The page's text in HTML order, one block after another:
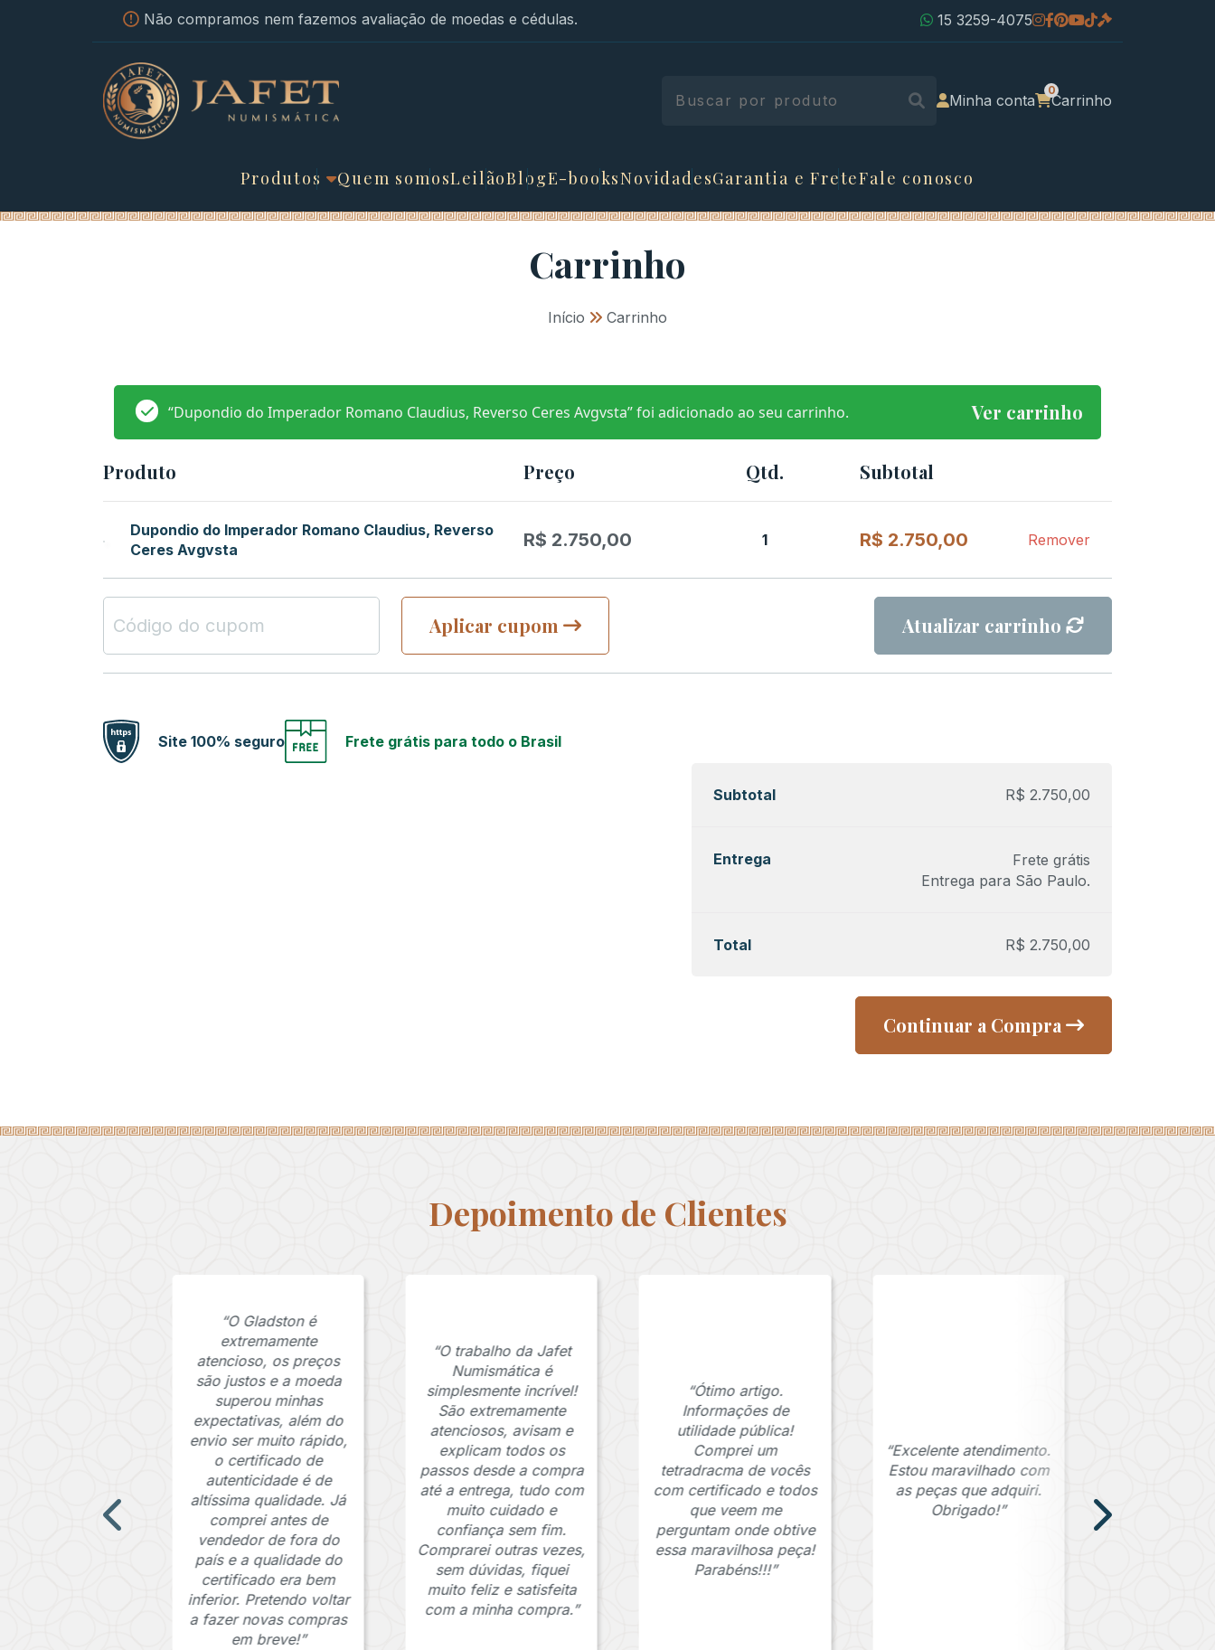
Não compramos nem fazemos avaliação de moedas e cédulas. 15 3259-4075
Minha conta Carrinho
Produtos Quem somosLeilãoBlogE-booksNovidadesGarantia e FreteFale conosco
Carrinho
Início » Carrinho
Ver carrinho
“Dupondio do Imperador Romano Claudius, Reverso Ceres Avgvsta” foi adicionado ao seu carrinho.
Produto Preço Qtd. Subtotal
item
Dupondio do Imperador Romano Claudius, Reverso
Ceres Avgvsta
R$ 2.750,00 1 R$ 2.750,00 Remover
Aplicar cupom Atualizar carrinho
Site 100% seguro Frete grátis para todo o Brasil
Subtotal R$ 2.750,00
Entrega
Frete grátis
Entrega para São Paulo.
Total R$ 2.750,00
Continuar a Compra
Depoimento de Clientes
“O Gladston é
extremamente
atencioso, os preços
são justos e a moeda
superou minhas
expectativas, além do
envio ser muito rápido,
o certificado de
autenticidade é de
altíssima qualidade. Já
comprei antes de
vendedor de fora do
país e a qualidade do
certificado era bem
inferior. Pretendo voltar
a fazer novas compras
em breve!”
“O trabalho da Jafet
Numismática é
simplesmente incrível!
São extremamente
atenciosos, avisam e
explicam todos os
passos desde a compra
até a entrega, tudo com
muito cuidado e
confiança sem fim.
Comprarei outras vezes,
sem dúvidas, fiquei
muito feliz e satisfeita
com a minha compra.”
“Ótimo artigo.
Informações de
utilidade pública!
Comprei um
tetradracma de vocês
com certificado e todos
que veem me
perguntam onde obtive
essa maravilhosa peça!
Parabéns!!!”
“Excelente atendimento.
Estou maravilhado com
as peças que adquiri.
Obrigado!”